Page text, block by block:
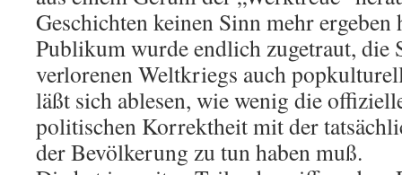
Geschichten keinen Sinn mehr ergeben
Publikum wurde endlich zugetraut, die
verlorenen Weltkriegs auch
läßt sich ablesen, wie wenig die
politischen Korrektheit mit der
der Bevölkerung zu tun haben muß.